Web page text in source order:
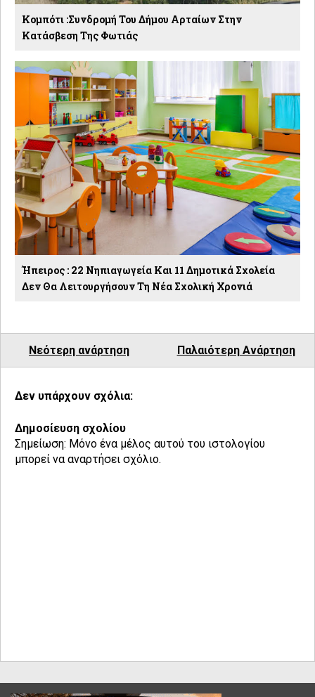
Κομπότι :Συνδρομή Του Δήμου Αρταίων Στην
Κατάσβεση Της Φωτιάς
Ήπειρος : 22 Νηπιαγωγεία Και 11 Δημοτικά Σχολεία
Δεν Θα Λειτουργήσουν Τη Νέα Σχολική Χρονιά
Νεότερη ανάρτηση Παλαιότερη Ανάρτηση
Δεν υπάρχουν σχόλια:
Δημοσίευση σχολίου
Σημείωση: Μόνο ένα μέλος αυτού του ιστολογίου
μπορεί να αναρτήσει σχόλιο.